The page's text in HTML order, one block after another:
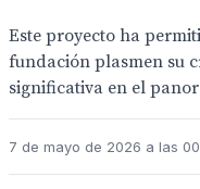
Este proyecto ha
fundación plasmen su
significativa en el
7 de mayo de 2026 a las